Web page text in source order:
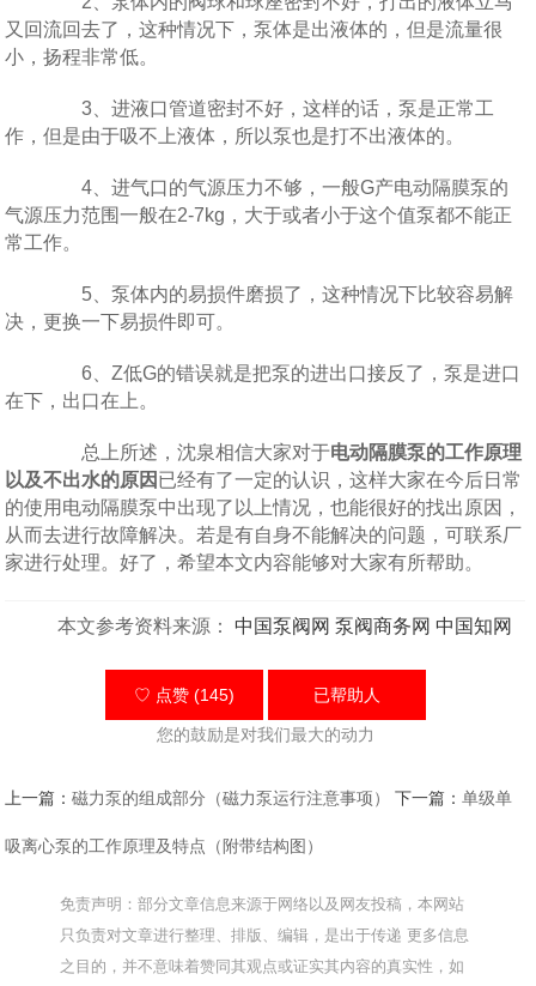
又回流回去了，这种情况下，泵体是出液体的，但是流量很
小，扬程非常低。
3、进液口管道密封不好，这样的话，泵是正常工
作，但是由于吸不上液体，所以泵也是打不出液体的。
4、进气口的气源压力不够，一般G产电动隔膜泵的
气源压力范围一般在2-7kg，大于或者小于这个值泵都不能正
常工作。
5、泵体内的易损件磨损了，这种情况下比较容易解
决，更换一下易损件即可。
6、Z低G的错误就是把泵的进出口接反了，泵是进口
在下，出口在上。
总上所述，沈泉相信大家对于电动隔膜泵的工作原理
以及不出水的原因 已经有了一定的认识，这样大家在今后日常
的使用电动隔膜泵中出现了以上情况，也能很好的找出原因，
从而去进行故障解决。若是有自身不能解决的问题，可联系厂
家进行处理。好了，希望本文内容能够对大家有所帮助。
本文参考资料来源： 中国泵阀网 泵阀商务网 中国知网
♡ 点赞 (145) 已帮助 人
您的鼓励是对我们最大的动力
上一篇：磁力泵的组成部分（磁力泵运行注意事项） 下一篇：单级单
吸离心泵的工作原理及特点（附带结构图）
免责声明：部分文章信息来源于网络以及网友投稿，本网站
只负责对文章进行整理、排版、编辑，是出于传递 更多信息
之目的，并不意味着赞同其观点或证实其内容的真实性，如